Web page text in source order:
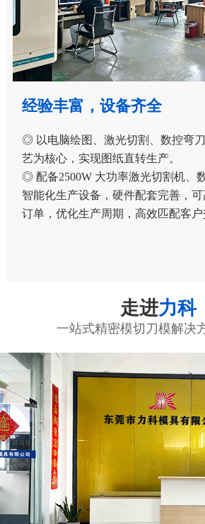
经验丰富，设备齐全
◎ 以电脑绘图、激光切割、数控弯
艺为核心，实现图纸直转生产。
◎ 配备2500W 大功率激光切割机、
智能化生产设备，硬件配套完善，
订单，优化生产周期，高效匹配客户
走进力科
一站式精密模切刀模解决